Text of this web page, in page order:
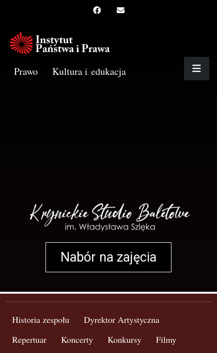
Prawo Kultura i edukacja
Nabór na zajęcia
Historia zespołu
Dyrektor Artystyczna
Repertuar
Koncerty Konkursy
Filmy